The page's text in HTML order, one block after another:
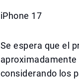
iPhone 17
Se espera que el
aproximadamente
considerando los